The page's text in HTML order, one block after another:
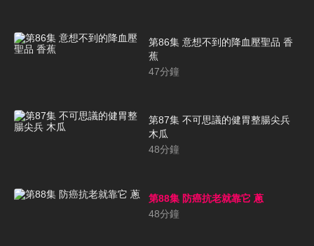
第86集 意想不到的降血壓聖品 香
蕉
47分鐘
第87集 不可思議的健胃整腸尖兵
木瓜
48分鐘
第88集 防癌抗老就靠它 蔥
48分鐘